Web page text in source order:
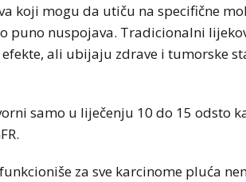
koji mogu da utiču na specifične
puno nuspojava. Tradicionalni
ali ubijaju zdrave i tumorske
samo u liječenju 10 do 15 odsto
za sve karcinome pluća